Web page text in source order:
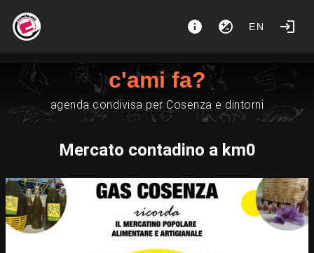
EN
c'ami fa?
agenda condivisa per Cosenza e dintorni
Mercato contadino a km0